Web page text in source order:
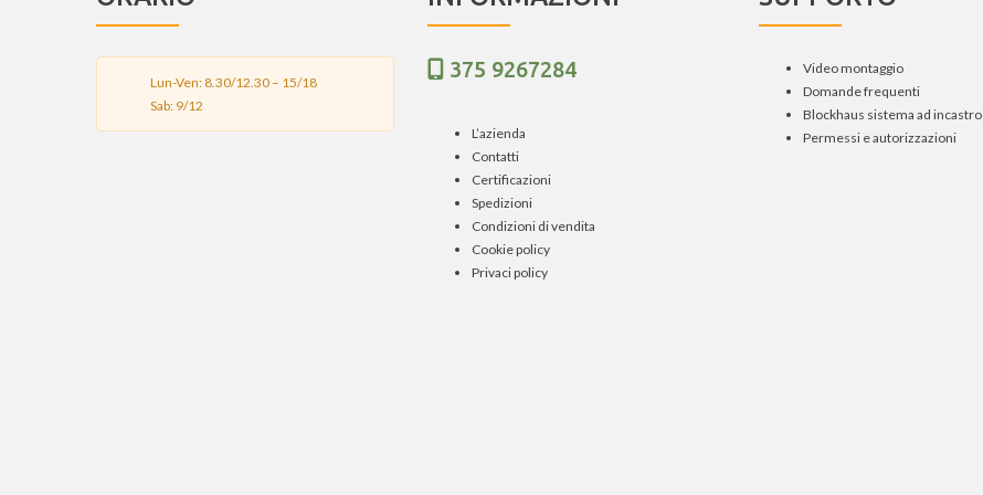
Lun-Ven: 8.30/12.30 – 15/18
Sab: 9/12
375 9267284
L’azienda
Contatti
Certificazioni
Spedizioni
Condizioni di vendita
Cookie policy
Privaci policy
Video montaggio
Domande frequenti
Blockhaus sistema ad incastro
Permessi e autorizzazioni